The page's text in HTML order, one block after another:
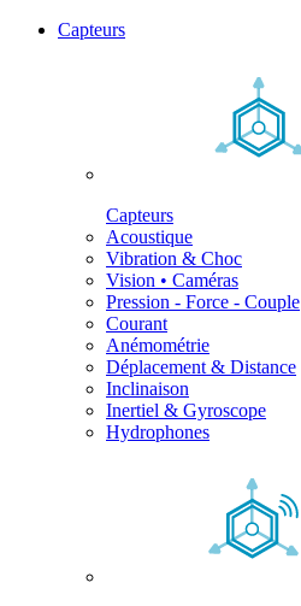
Capteurs
Capteurs
Acoustique
Vibration & Choc
Vision • Caméras
Pression - Force - Couple
Courant
Anémométrie
Déplacement & Distance
Inclinaison
Inertiel & Gyroscope
Hydrophones